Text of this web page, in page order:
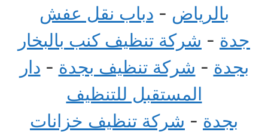
بالرياض - دباب نقل عفش
جدة - شركة تنظيف كنب بالبخار
بجدة - شركة تنظيف بجدة - دار
المستقبل للتنظيف
بجدة - شركة تنظيف خزانات